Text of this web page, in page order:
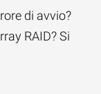
di avvio?
RAID? Si